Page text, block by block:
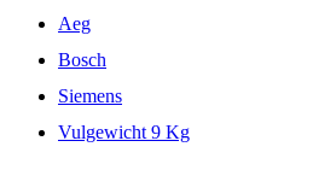
Aeg
Bosch
Siemens
Vulgewicht 9 Kg